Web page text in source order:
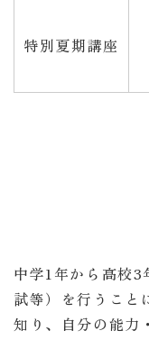
特別夏期講座
中学1年から高校
試等）を行うこと
知り、自分の能力